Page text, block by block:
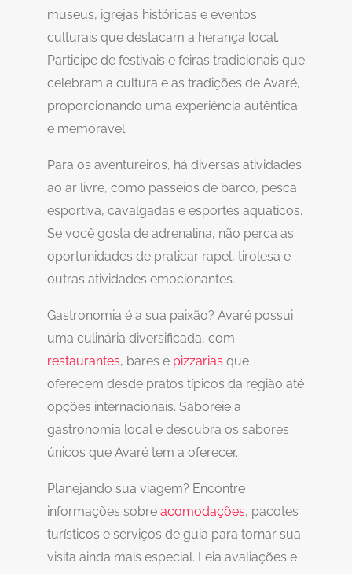
museus, igrejas históricas e eventos
culturais que destacam a herança local.
Participe de festivais e feiras tradicionais que
celebram a cultura e as tradições de Avaré,
proporcionando uma experiência autêntica
e memorável.
Para os aventureiros, há diversas atividades
ao ar livre, como passeios de barco, pesca
esportiva, cavalgadas e esportes aquáticos.
Se você gosta de adrenalina, não perca as
oportunidades de praticar rapel, tirolesa e
outras atividades emocionantes.
Gastronomia é a sua paixão? Avaré possui
uma culinária diversificada, com
restaurantes, bares e pizzarias que
oferecem desde pratos típicos da região até
opções internacionais. Saboreie a
gastronomia local e descubra os sabores
únicos que Avaré tem a oferecer.
Planejando sua viagem? Encontre
informações sobre acomodações, pacotes
turísticos e serviços de guia para tornar sua
visita ainda mais especial. Leia avaliações e